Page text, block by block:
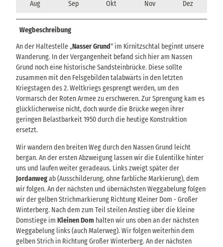
Aug Sep Okt Nov Dez
Wegbeschreibung
An der Haltestelle „Nasser Grund“ im Kirnitzschtal beginnt unsere
Wanderung. In der Vergangenheit befand sich hier am Nassen
Grund noch eine historische Sandsteinbrücke. Diese sollte
zusammen mit den Felsgebilden talabwärts in den letzten
Kriegstagen des 2. Weltkriegs gesprengt werden, um den
Vormarsch der Roten Armee zu erschweren. Zur Sprengung kam es
glücklicherweise nicht, doch wurde die Brücke wegen ihrer
geringen Belastbarkeit 1950 durch die heutige Konstruktion
ersetzt.
Wir wandern den breiten Weg durch den Nassen Grund leicht
bergan. An der ersten Abzweigung lassen wir die Eulentilke hinter
uns und laufen weiter geradeaus. Links zweigt später der
Jordanwegab (Ausschilderung, ohne farbliche Markierung), dem
wir folgen. An der nächsten und übernächsten Weggabelung folgen
wir der gelben Strichmarkierung Richtung Kleiner Dom - Großer
Winterberg. Nach dem zum Teil steilen Anstieg über die kleine
Domstiege im Kleinen Dom halten wir uns oben an der nächsten
Weggabelung links (auch Malerweg). Wir folgen weiterhin dem
gelben Strich in Richtung Großer Winterberg. An der nächsten